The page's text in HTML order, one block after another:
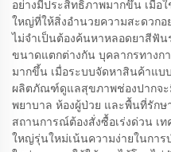
อย่างมีประสิทธิภาพมากขึ้น เมื่
ใหญ่ที่ให้สิ่งอำนวยความสะดวกอ
ไม่จำเป็นต้องค้นหาหลอดยาสีฟั
ขนาดแตกต่างกัน บุคลากรทางก
มากขึ้น เมื่อระบบจัดหาสินค้าแ
ผลิตภัณฑ์ดูแลสุขภาพช่องปากจะ
พยาบาล ห้องผู้ป่วย และพื้นที่รัก
สถานการณ์ต้องสั่งซื้อเร่งด่วน
ใหญ่รุ่นใหม่เน้นความง่ายในการ